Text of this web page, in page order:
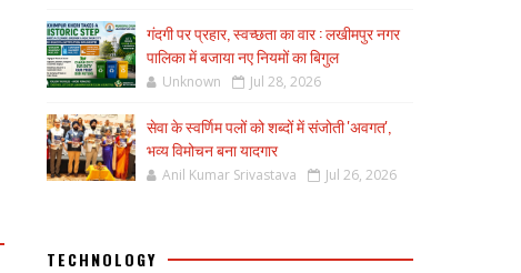
गंदगी पर प्रहार, स्वच्छता का वार : लखीमपुर नगर
पालिका में बजाया नए नियमों का बिगुल
Unknown Jul 28, 2026
सेवा के स्वर्णिम पलों को शब्दों में संजोती 'अवगत',
भव्य विमोचन बना यादगार
Anil Kumar Srivastava Jul 26, 2026
TECHNOLOGY